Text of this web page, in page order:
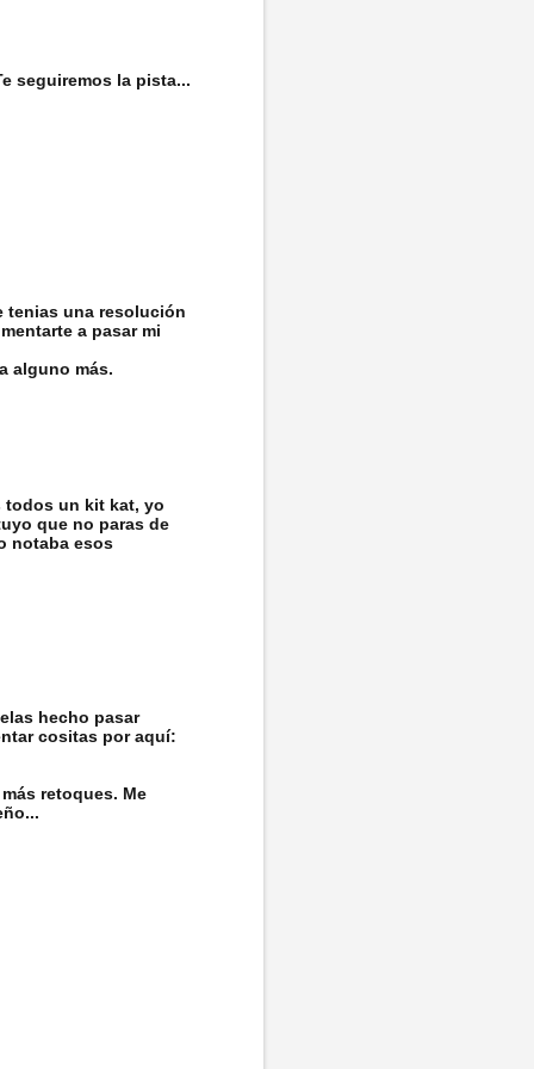
seguiremos la pista...
tenias una resolución
a pasar mi
alguno más.
todos un kit kat, yo
que no paras de
notaba esos
hecho pasar
cositas por aquí:
retoques. Me